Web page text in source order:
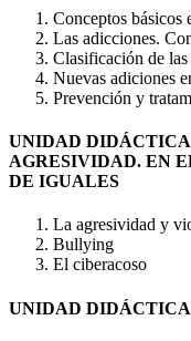
Conceptos básicos
Las adicciones.
Clasificación de las
Nuevas adiciones
Prevención y
UNIDAD
AGRESIVIDAD. EN
DE IGUALES
La agresividad y
Bullying
El ciberacoso
UNIDAD DIDÁCTICA